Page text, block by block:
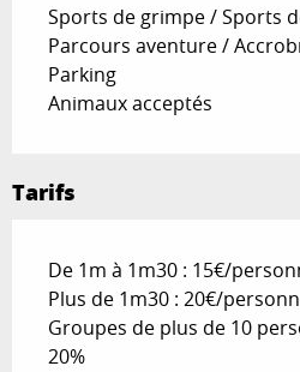
Sports de grimpe / Sports
Parcours aventure /
Parking
Animaux acceptés
Tarifs
De 1m à 1m30 : 15€/
Plus de 1m30 : 20€/
Groupes de plus de 10
20%